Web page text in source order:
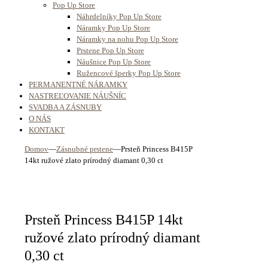
Pop Up Store
Náhrdelníky Pop Up Store
Náramky Pop Up Store
Náramky na nohu Pop Up Store
Prstene Pop Up Store
Náušnice Pop Up Store
Ružencové šperky Pop Up Store
PERMANENTNÉ NÁRAMKY
NASTREĽOVANIE NÁUŠNÍC
SVADBA A ZÁSNUBY
O NÁS
KONTAKT
Domov—Zásnubné prstene—Prsteň Princess B415P
14kt ružové zlato prírodný diamant 0,30 ct
Prsteň Princess B415P 14kt
ružové zlato prírodný diamant
0,30 ct